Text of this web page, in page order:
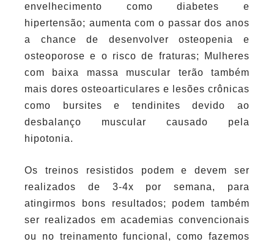
envelhecimento como diabetes e
hipertensão; aumenta com o passar dos anos
a chance de desenvolver osteopenia e
osteoporose e o risco de fraturas; Mulheres
com baixa massa muscular terão também
mais dores osteoarticulares e lesões crônicas
como bursites e tendinites devido ao
desbalanço muscular causado pela
hipotonia.
Os treinos resistidos podem e devem ser
realizados de 3-4x por semana, para
atingirmos bons resultados; podem também
ser realizados em academias convencionais
ou no treinamento funcional, como fazemos